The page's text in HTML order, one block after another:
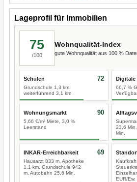
Lageprofil für Immobilien
75
/100
Wohnqualität-Index
gute Wohnqualität aus 100 %
Schulen
Grundschule 1,3 km,
weiterführend 3,1 km
72
66,7 %
Wohnungsmarkt
5,66 €/m² Miete, 3,0 %
Leerstand
90
23,6
Min.
INKAR-Erreichbarkeit
Hausarzt 833 m, Apotheke
1,1 km, Grundschule 942
m, Autobahn 25,6 Min.
69
Kaufkraft
EUR/Ew.